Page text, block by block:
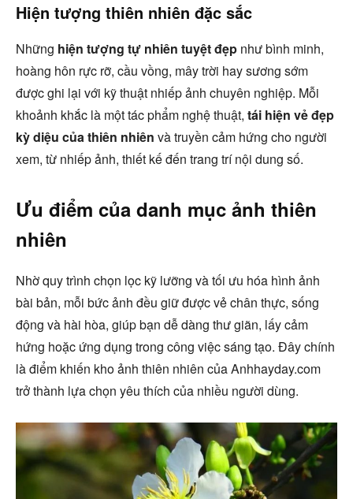
Hiện tượng thiên nhiên đặc sắc
Những hiện tượng tự nhiên tuyệt đẹp như bình minh,
hoàng hôn rực rỡ, cầu vồng, mây trời hay sương sớm
được ghi lại với kỹ thuật nhiếp ảnh chuyên nghiệp. Mỗi
khoảnh khắc là một tác phẩm nghệ thuật, tái hiện vẻ đẹp
kỳ diệu của thiên nhiên và truyền cảm hứng cho người
xem, từ nhiếp ảnh, thiết kế đến trang trí nội dung số.
Ưu điểm của danh mục ảnh thiên
nhiên
Nhờ quy trình chọn lọc kỹ lưỡng và tối ưu hóa hình ảnh
bài bản, mỗi bức ảnh đều giữ được vẻ chân thực, sống
động và hài hòa, giúp bạn dễ dàng thư giãn, lấy cảm
hứng hoặc ứng dụng trong công việc sáng tạo. Đây chính
là điểm khiến kho ảnh thiên nhiên của Anhhayday.com
trở thành lựa chọn yêu thích của nhiều người dùng.